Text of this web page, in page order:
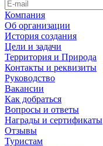
Компания
Об организации
История создания
Цели и задачи
Территория и Природа
Контакты и реквизиты
Руководство
Вакансии
Как добраться
Вопросы и ответы
Награды и сертификаты
Отзывы
Туристам